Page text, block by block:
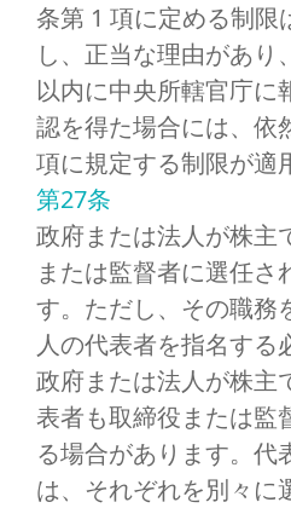
条第 1 項に定める制限
し、正当な理由があり
以内に中央所轄官庁に
認を得た場合には、依
項に規定する制限が適
第27条
政府または法人が株主
または監督者に選任さ
す。ただし、その職務
人の代表者を指名する
政府または法人が株主
表者も取締役または監
る場合があります。代
は、それぞれを別々に